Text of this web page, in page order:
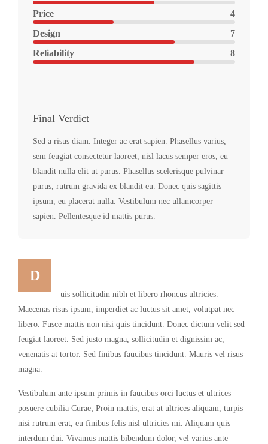
Price
4
Design
7
Reliability
8
Final Verdict
Sed a risus diam. Integer ac erat sapien. Phasellus varius,
sem feugiat consectetur laoreet, nisl lacus semper eros, eu
blandit nulla elit ut purus. Phasellus scelerisque pulvinar
purus, rutrum gravida ex blandit eu. Donec quis sagittis
ipsum, eu placerat nulla. Vestibulum nec ullamcorper
sapien. Pellentesque id mattis purus.
D
uis sollicitudin nibh et libero rhoncus ultricies.
Maecenas risus ipsum, imperdiet ac luctus sit amet, volutpat nec
libero. Fusce mattis non nisi quis tincidunt. Donec dictum velit sed
feugiat laoreet. Sed justo magna, sollicitudin et dignissim ac,
venenatis at tortor. Sed finibus faucibus tincidunt. Mauris vel risus
magna.
Vestibulum ante ipsum primis in faucibus orci luctus et ultrices
posuere cubilia Curae; Proin mattis, erat at ultrices aliquam, turpis
nisi rutrum erat, eu finibus felis nisl ultricies mi. Aliquam quis
interdum dui. Vivamus mattis bibendum dolor, vel varius ante